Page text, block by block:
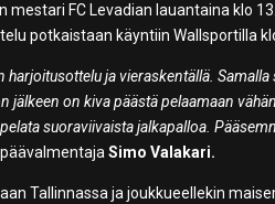
mestari FC Levadian lauantaina klo
potkaistaan käyntiin Wallsportilla
harjoitusottelu ja vieraskentällä.
jälkeen on kiva päästä pelaamaan
suoraviivaista jalkapalloa.
Simo Valakari.
Tallinnassa ja joukkueellekin